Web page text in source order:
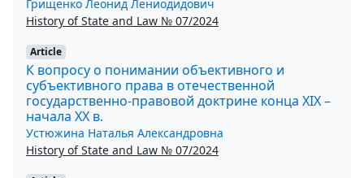
Грищенко Леонид Лениодидович
History of State and Law № 07/2024
Article
К вопросу о понимании объективного и
субъективного права в отечественной
государственно-правовой доктрине конца XIX –
начала ХХ в.
Устюжина Наталья Александровна
History of State and Law № 07/2024